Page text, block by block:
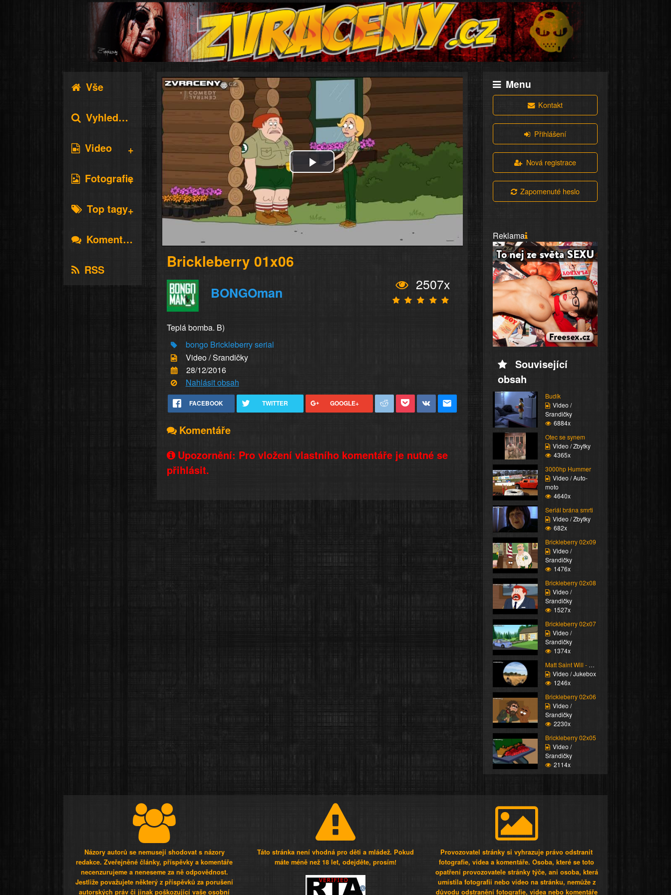
Vše
Vyhledávání
Video
Fotografie
Top tagy
Komentáře
RSS
Play
Video
Brickleberry 01x06
BONGOman
2507x
Teplá bomba. B)
bongo Brickleberryserial
Video / Srandičky
28/12/2016
Nahlásit obsah
FACEBOOK TWITTER GOOGLE+
Komentáře
Upozornění: Pro vložení vlastního komentáře je nutné se
přihlásit.
Menu
Kontakt
Přihlášení
Nová registrace
Zapomenuté heslo
Reklama
Související
obsah
Budík
Video /
Srandičky
6884x
Otec se synem
Video / Zbytky
4365x
3000hp Hummer
Video / Auto-
moto
4640x
Seriál brána smrti
Video / Zbytky
682x
Brickleberry 02x09
Video /
Srandičky
1476x
Brickleberry 02x08
Video /
Srandičky
1527x
Brickleberry 02x07
Video /
Srandičky
1374x
Matt Saint Will - Panc...
Video / Jukebox
1246x
Brickleberry 02x06
Video /
Srandičky
2230x
Brickleberry 02x05
Video /
Srandičky
2114x
Názory autorů se nemusejí shodovat s názory
redakce. Zveřejněné články, příspěvky a komentáře
necenzurujeme a neneseme za ně odpovědnost.
Jestliže považujete některý z příspěvků za porušení
autorských práv či jinak poškozující vaše osobní
Táto stránka není vhodná pro děti a mládež. Pokud
máte méně než 18 let, odejděte, prosím!
Provozovatel stránky si vyhrazuje právo odstranit
fotografie, videa a komentáře. Osoba, které se toto
opatření provozovatele stránky týče, ani osoba, která
umístila fotografii nebo video na stránku, nemůže z
důvodu odstranění fotografie, videa nebo komentáře